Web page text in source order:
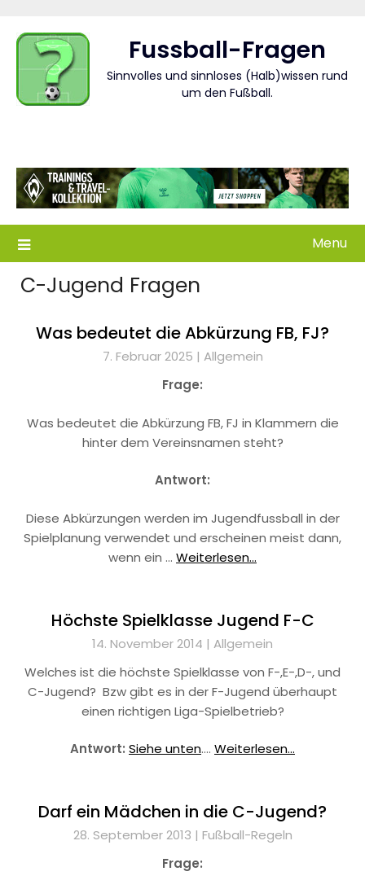
content
Fussball-Fragen
Sinnvolles und sinnloses (Halb)wissen rund
um den Fußball.
Menu
C-Jugend Fragen
Was bedeutet die Abkürzung FB, FJ?
7. Februar 2025 | Allgemein
Frage:
Was bedeutet die Abkürzung FB, FJ in Klammern die
hinter dem Vereinsnamen steht?
Antwort:
Diese Abkürzungen werden im Jugendfussball in der
Spielplanung verwendet und erscheinen meist dann,
wenn ein … Weiterlesen...
Höchste Spielklasse Jugend F-C
14. November 2014 | Allgemein
Welches ist die höchste Spielklasse von F-,E-,D-, und
C-Jugend? Bzw gibt es in der F-Jugend überhaupt
einen richtigen Liga-Spielbetrieb?
Antwort: Siehe unten.… Weiterlesen...
Darf ein Mädchen in die C-Jugend?
28. September 2013 | Fußball-Regeln
Frage: